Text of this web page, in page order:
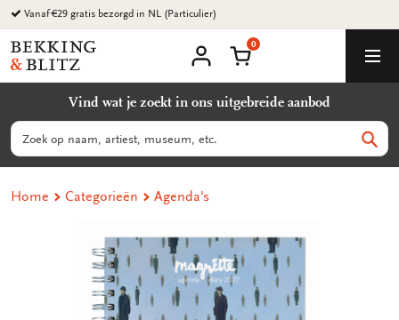
Ga
naar
content
Vanaf €29 gratis bezorgd in NL (Particulier)
Bekking
&
B.V.
account
Winkelmand
0
Vind wat je zoekt in ons uitgebreide aanbod
Zoeken
Home Categorieën Agenda's